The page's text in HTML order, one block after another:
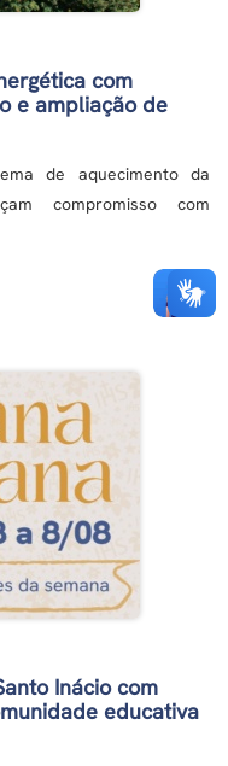
com
e ampliação de
de aquecimento da
compromisso com
Inácio com
educativa